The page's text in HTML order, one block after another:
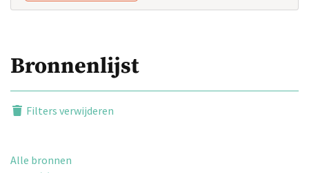
Bronnenlijst
Filters verwijderen
Alle bronnen